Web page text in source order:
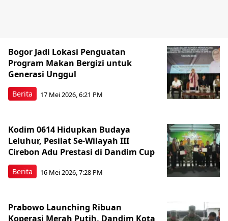
Berita
Bogor Jadi Lokasi Penguatan
Program Makan Bergizi untuk
Generasi Unggul
17 Mei 2026, 6:21 PM
Berita
Kodim 0614 Hidupkan Budaya
Leluhur, Pesilat Se-Wilayah III
Cirebon Adu Prestasi di Dandim Cup
16 Mei 2026, 7:28 PM
Prabowo Launching Ribuan
Koperasi Merah Putih, Dandim Kota